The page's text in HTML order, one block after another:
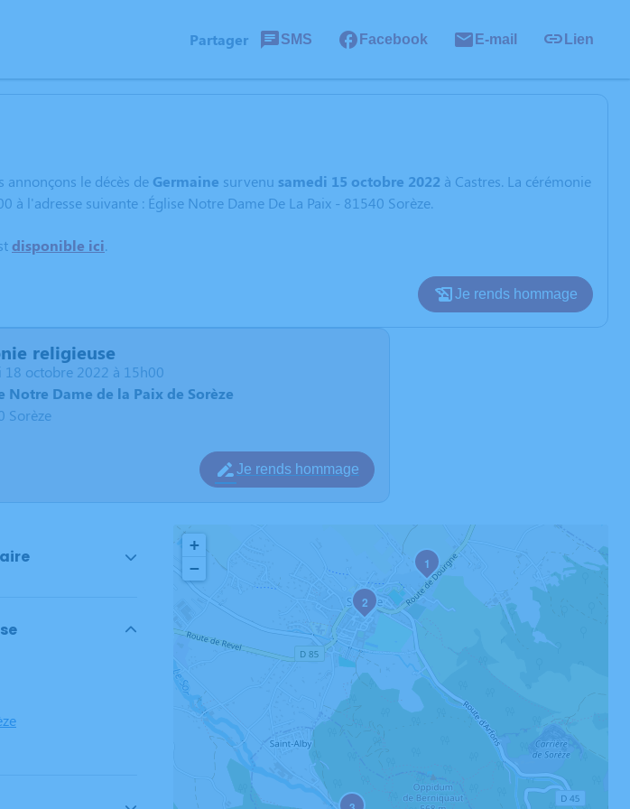
Partager SMS Facebook E-mail Lien
annonçons le décès de Germaine survenu samedi 15 octobre 2022 à Castres. La cérémonie
l'adresse suivante : Église Notre Dame De La Paix - 81540 Sorèze.
disponible ici.
Je rends hommage
religieuse
18 octobre 2022 à 15h00
Notre Dame de la Paix de Sorèze
Sorèze
Je rends hommage
1
2
+
−